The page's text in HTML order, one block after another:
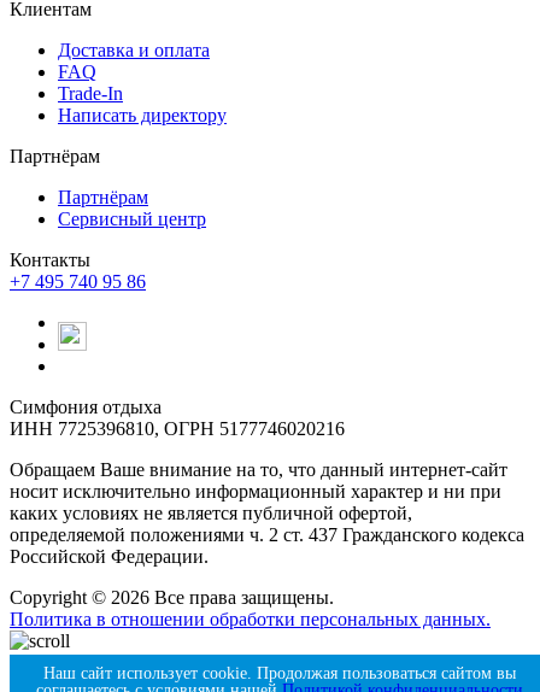
Клиентам
Доставка и оплата
FAQ
Trade-In
Написать директору
Партнёрам
Партнёрам
Сервисный центр
Контакты
+7 495 740 95 86
Симфония отдыха
ИНН 7725396810, ОГРН 5177746020216
Обращаем Ваше внимание на то, что данный интернет-сайт
носит исключительно информационный характер и ни при
каких условиях не является публичной офертой,
определяемой положениями ч. 2 ст. 437 Гражданского кодекса
Российской Федерации.
Copyright © 2026 Все права защищены.
Политика в отношении обработки персональных данных.
Наш сайт использует cookie. Продолжая пользоваться сайтом вы